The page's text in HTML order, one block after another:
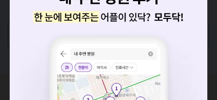
증상/치료, 궁금한 점이 있나요?
의사가 직접 답해드려요!
혹은, 의료상담 서비스에 다양한 게시글 보러가기
혹시 잘못된 병원정보가 있나요?
모두닥 팀에 알려주세요!
요청하신 작업을 처리하지 못했습니다.
네트워크 또는 서버의 일시적인 오류로, 잠시 후 다시 시도해주
세요. 지속적으로 문제가 발생할 경우 모두닥 채널톡으로 문의